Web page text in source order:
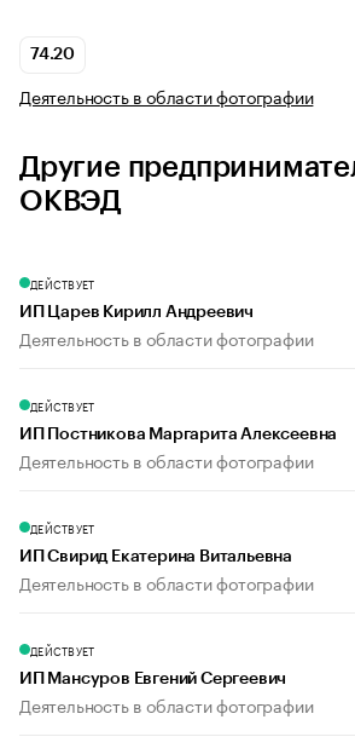
74.20
Деятельность в области фотографии
Другие
ОКВЭД
ДЕЙСТВУЕТ
ИП Царев Кирилл Андреевич
Деятельность в области фотографии
ДЕЙСТВУЕТ
ИП Постникова Маргарита Алексеевна
Деятельность в области фотографии
ДЕЙСТВУЕТ
ИП Свирид Екатерина Витальевна
Деятельность в области фотографии
ДЕЙСТВУЕТ
ИП Мансуров Евгений Сергеевич
Деятельность в области фотографии